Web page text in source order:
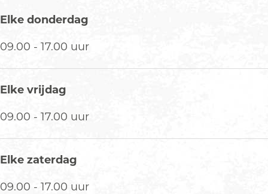
Elke donderdag
09.00 - 17.00 uur
Elke vrijdag
09.00 - 17.00 uur
Elke zaterdag
09.00 - 17.00 uur